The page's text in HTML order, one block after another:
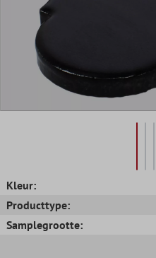
Kleur:
Producttype:
Samplegrootte: